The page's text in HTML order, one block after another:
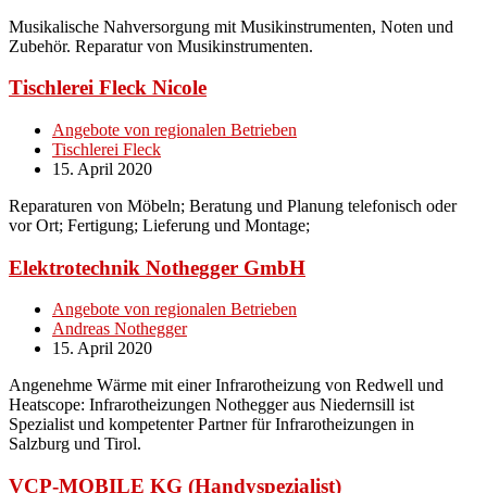
Musikalische Nahversorgung mit Musikinstrumenten, Noten und
Zubehör. Reparatur von Musikinstrumenten.
Tischlerei Fleck Nicole
Angebote von regionalen Betrieben
Tischlerei Fleck
15. April 2020
Reparaturen von Möbeln; Beratung und Planung telefonisch oder
vor Ort; Fertigung; Lieferung und Montage;
Elektrotechnik Nothegger GmbH
Angebote von regionalen Betrieben
Andreas Nothegger
15. April 2020
Angenehme Wärme mit einer Infrarotheizung von Redwell und
Heatscope: Infrarotheizungen Nothegger aus Niedernsill ist
Spezialist und kompetenter Partner für Infrarotheizungen in
Salzburg und Tirol.
VCP-MOBILE KG (Handyspezialist)